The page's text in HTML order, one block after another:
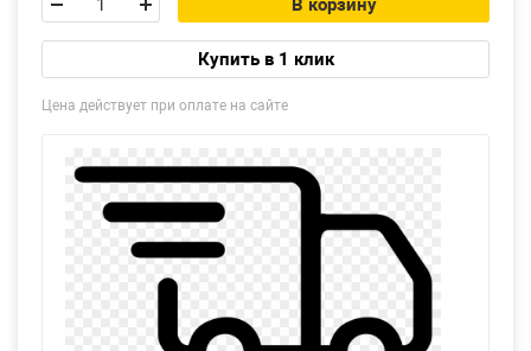
В корзину
Купить в 1 клик
Цена действует при оплате на сайте